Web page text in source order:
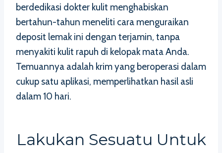
berdedikasi dokter kulit menghabiskan
bertahun-tahun meneliti cara menguraikan
deposit lemak ini dengan terjamin, tanpa
menyakiti kulit rapuh di kelopak mata Anda.
Temuannya adalah krim yang beroperasi dalam
cukup satu aplikasi, memperlihatkan hasil asli
dalam 10 hari.
Lakukan Sesuatu Untuk